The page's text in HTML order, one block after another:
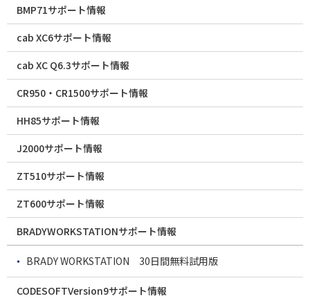
BMP71サポート情報
cab XC6サポート情報
cab XC Q6.3サポート情報
CR950・CR1500サポート情報
HH85サポート情報
J2000サポート情報
ZT510サポート情報
ZT600サポート情報
BRADYWORKSTATIONサポート情報
BRADY WORKSTATION 30日間無料試用版
CODESOFTVersion9サポート情報